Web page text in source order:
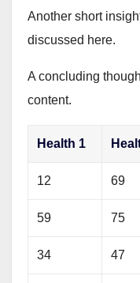
Another short
discussed here.
A concluding
content.
Health 1
12 69
59 75
34 47